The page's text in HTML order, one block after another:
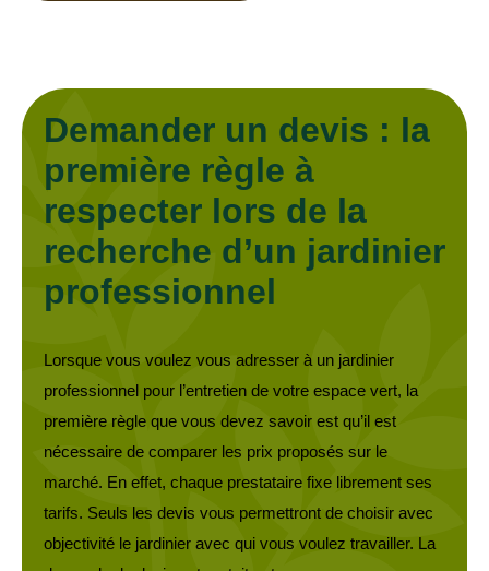
Demander un devis : la
première règle à
respecter lors de la
recherche d’un jardinier
professionnel
Lorsque vous voulez vous adresser à un jardinier
professionnel pour l’entretien de votre espace vert, la
première règle que vous devez savoir est qu’il est
nécessaire de comparer les prix proposés sur le
marché. En effet, chaque prestataire fixe librement ses
tarifs. Seuls les devis vous permettront de choisir avec
objectivité le jardinier avec qui vous voulez travailler. La